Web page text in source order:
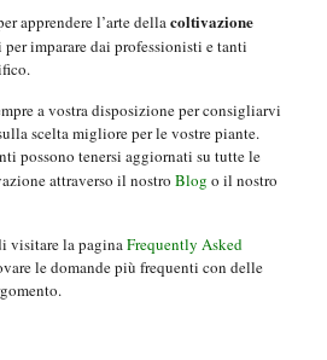
apprendere l’arte dellacoltivazione
imparare dai professionisti e tanti
a vostra disposizione per consigliarvi
scelta migliore per le vostre piante.
possono tenersi aggiornati su tutte le
attraverso il nostro Blog o il nostro
visitare la paginaFrequently Asked
le domande più frequenti con delle